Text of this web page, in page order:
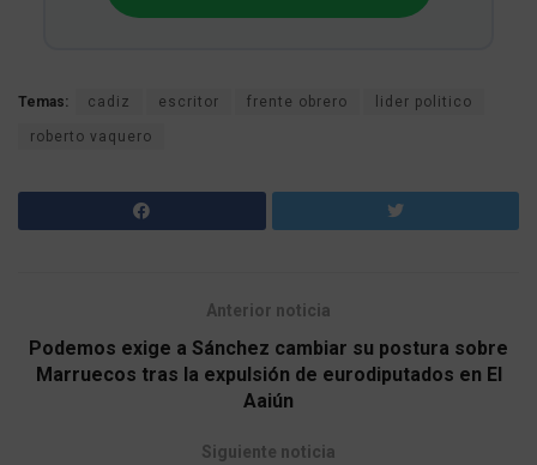
Temas: cadiz escritor frente obrero lider politico
roberto vaquero
Anterior noticia
Podemos exige a Sánchez cambiar su postura sobre
Marruecos tras la expulsión de eurodiputados en El
Aaiún
Siguiente noticia